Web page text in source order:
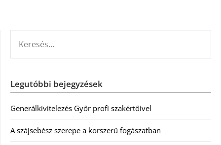
Legutóbbi bejegyzések
Generálkivitelezés Győr profi szakértőivel
A szájsebész szerepe a korszerű fogászatban